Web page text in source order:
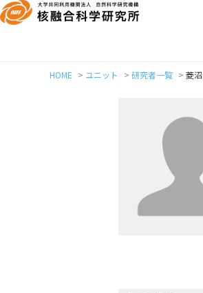
HOME ユニット 研究者一覧 菱